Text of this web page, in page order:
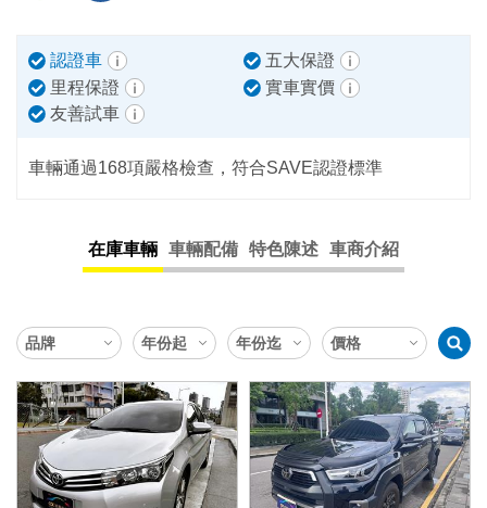
認證車
五大保證
里程保證
實車實價
友善試車
車輛通過168項嚴格檢查，符合SAVE認證標準
在庫車輛 車輛配備 特色陳述 車商介紹